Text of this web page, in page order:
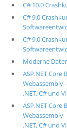
C# 10.0
C# 9.0
C# 9.0
Moderne
ASP.NET Core
Webassembly
.NET, C# und
ASP.NET Core
Webassembly
.NET, C# und